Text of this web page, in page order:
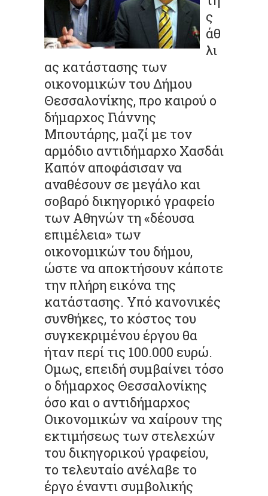
ς
άθ
λι
ας κατάστασης των
οικονομικών του Δήμου
Θεσσαλονίκης, προ καιρού ο
δήμαρχος Γιάννης
Μπουτάρης, μαζί με τον
αρμόδιο αντιδήμαρχο Χασδάι
Καπόν αποφάσισαν να
αναθέσουν σε μεγάλο και
σοβαρό δικηγορικό γραφείο
των Αθηνών τη «δέουσα
επιμέλεια» των
οικονομικών του δήμου,
ώστε να αποκτήσουν κάποτε
την πλήρη εικόνα της
κατάστασης. Υπό κανονικές
συνθήκες, το κόστος του
συγκεκριμένου έργου θα
ήταν περί τις 100.000 ευρώ.
Ομως, επειδή συμβαίνει τόσο
ο δήμαρχος Θεσσαλονίκης
όσο και ο αντιδήμαρχος
Οικονομικών να χαίρουν της
εκτιμήσεως των στελεχών
του δικηγορικού γραφείου,
το τελευταίο ανέλαβε το
έργο έναντι συμβολικής